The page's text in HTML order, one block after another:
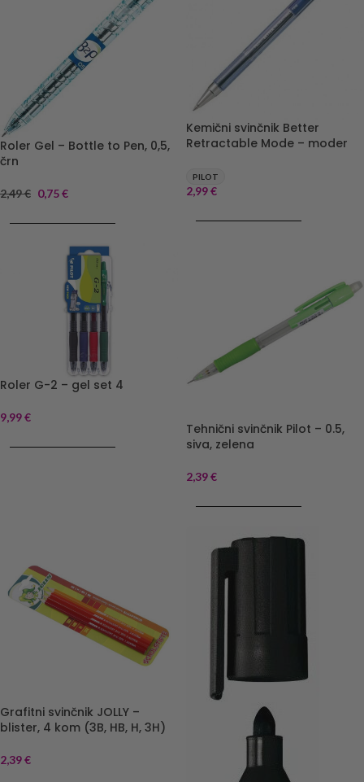
Roler Gel – Bottle to Pen, 0,5,
črn
2,49€ 0,75€
Kemični svinčnik Better
Retractable Mode – moder
PILOT
2,99€
Roler G-2 – gel set 4
9,99€
Tehnični svinčnik Pilot – 0.5,
siva, zelena
2,39€
Grafitni svinčnik JOLLY –
blister, 4 kom (3B, HB, H, 3H)
2,39€